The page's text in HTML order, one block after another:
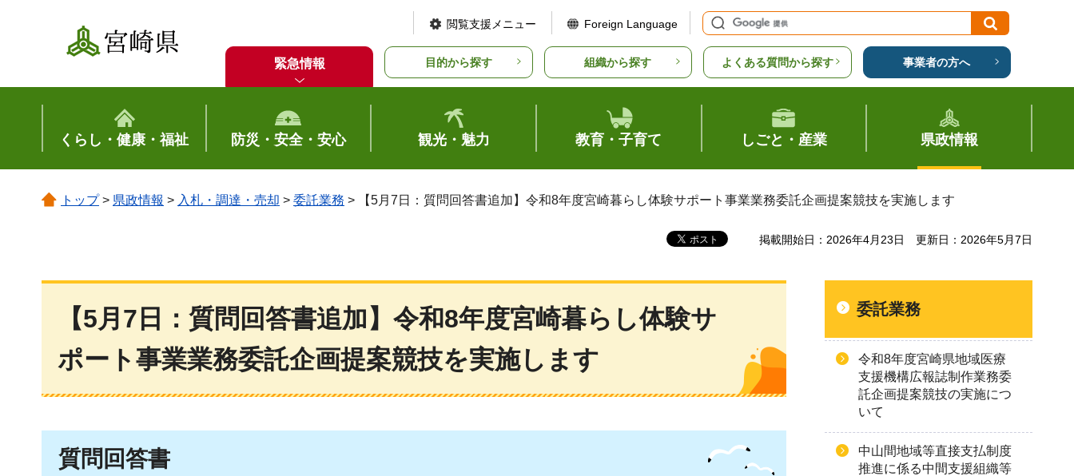
宮崎県
閲覧支援メニュー Foreign Language
緊急情報 目的から探す 組織から探す よくある質問から探す 事業者の方へ
くらし・健康・福祉 防災・安全・安心 観光・魅力 教育・子育て しごと・産業 県政情報
トップ> 県政情報 > 入札・調達・売却 > 委託業務 > 【5月7日：質問回答書追加】令和8年度宮崎暮らし体験サポート事業業務委託企画提案競技を実施します
掲載開始日：2026年4月23日 更新日：2026年5月7日
【5月7日：質問回答書追加】令和8年度宮崎暮らし体験サ
ポート事業業務委託企画提案競技を実施します
質問回答書
委託業務
令和8年度宮崎県地域医療
支援機構広報誌制作業務委
託企画提案競技の実施につ
いて
中山間地域等直接支払制度
推進に係る中間支援組織等